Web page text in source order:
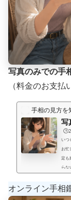
写真のみでの手
（料金のお支払
手相の見方を
写
いつ
お忙
定も
らな
真の
にお
オンライン手相